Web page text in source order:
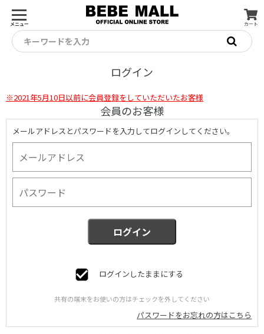
メニュー カート
キーワードを入力
ログイン
※2021年5月10日以前に会員登録をしていただいたお客様
会員のお客様
メールアドレスとパスワードを入力してログインしてください。
ログインしたままにする
共有の端末をお使いの方はチェックを外してください
パスワードをお忘れの方はこちら